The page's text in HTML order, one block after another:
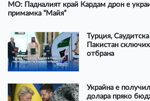
МО: Падналият край Кардам дрон е
примамка “Майя”
Турция,
Пакистан
отбрана
Украйна е
долара пряко